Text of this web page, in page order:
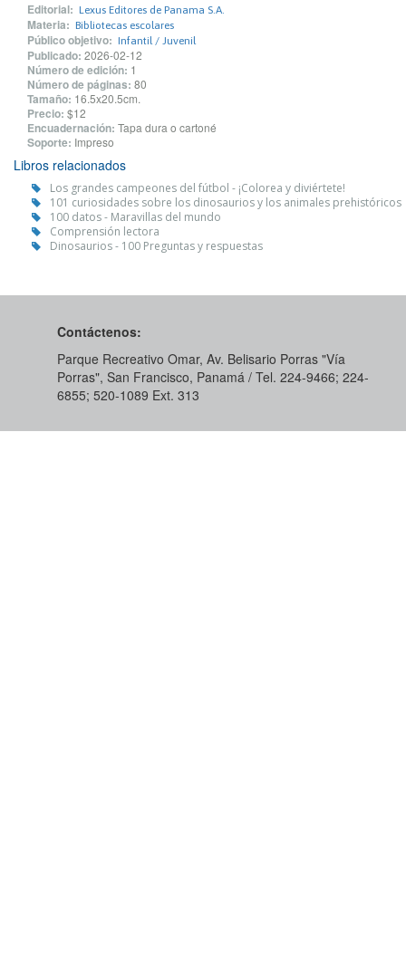
Editorial: Lexus Editores de Panama S.A.
Materia: Bibliotecas escolares
Público objetivo: Infantil / Juvenil
Publicado: 2026-02-12
Número de edición: 1
Número de páginas: 80
Tamaño: 16.5x20.5cm.
Precio: $12
Encuadernación: Tapa dura o cartoné
Soporte: Impreso
Libros relacionados
Los grandes campeones del fútbol - ¡Colorea y diviértete!
101 curiosidades sobre los dinosaurios y los animales prehistóricos
100 datos - Maravillas del mundo
Comprensión lectora
Dinosaurios - 100 Preguntas y respuestas
Contáctenos:
Parque Recreativo Omar, Av. Belisario Porras "Vía
Porras", San Francisco, Panamá / Tel. 224-9466; 224-
6855; 520-1089​ Ext. 313